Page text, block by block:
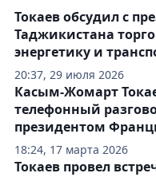
20:37, 29 июля 2026
Токаев обсудил с
Таджикистана
энергетику и
18:24, 17 марта 2026
Касым-Жомарт
телефонный
президентом
Токаев провел